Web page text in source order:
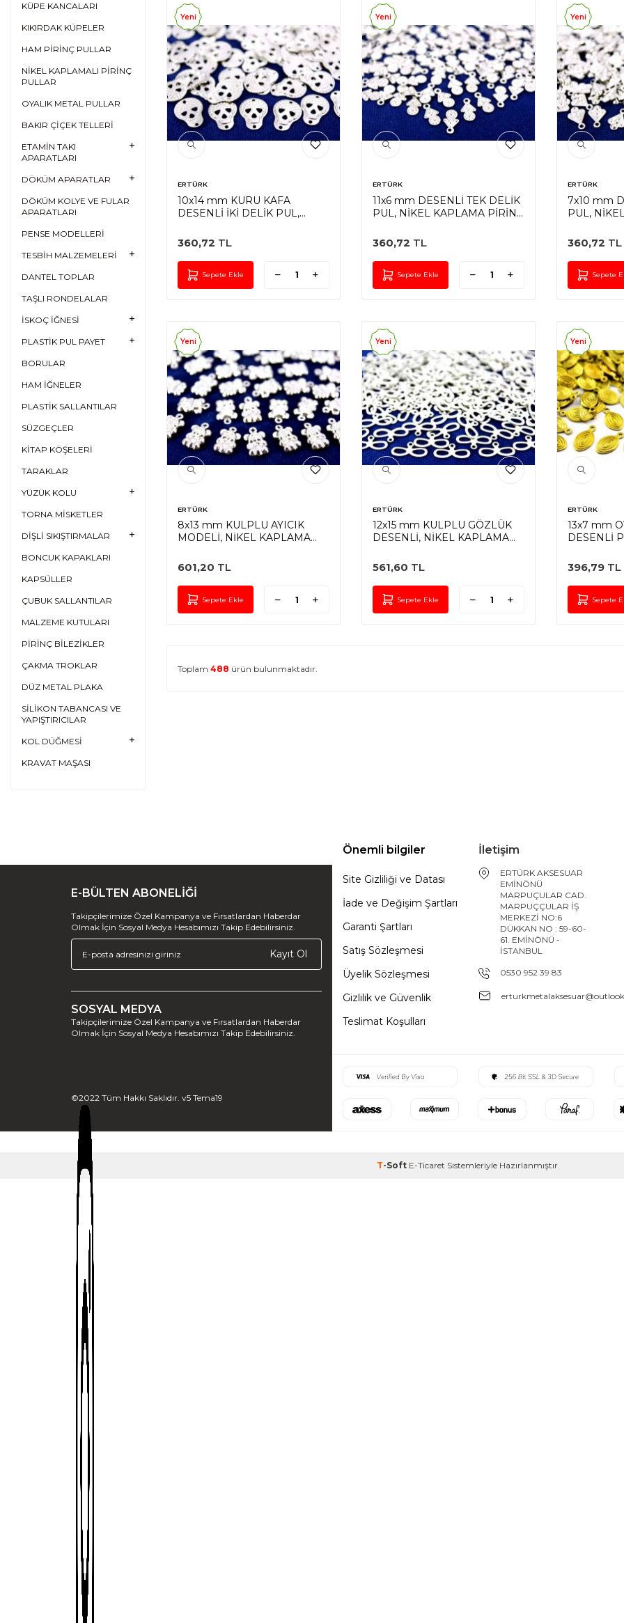
KÜPE KANCALARI
KIKIRDAK KÜPELER
HAM PİRİNÇ PULLAR
NİKEL KAPLAMALI PİRİNÇ
PULLAR
OYALIK METAL PULLAR
BAKIR ÇİÇEK TELLERİ
ETAMİN TAKI
APARATLARI
DÖKÜM APARATLAR
DÖKÜM KOLYE VE FULAR
APARATLARI
PENSE MODELLERİ
TESBİH MALZEMELERİ
DANTEL TOPLAR
TAŞLI RONDELALAR
İSKOÇ İĞNESİ
PLASTİK PUL PAYET
BORULAR
HAM İĞNELER
PLASTİK SALLANTILAR
SÜZGEÇLER
KİTAP KÖŞELERİ
TARAKLAR
YÜZÜK KOLU
TORNA MİSKETLER
DİŞLİ SIKIŞTIRMALAR
BONCUK KAPAKLARI
KAPSÜLLER
ÇUBUK SALLANTILAR
MALZEME KUTULARI
PİRİNÇ BİLEZİKLER
ÇAKMA TROKLAR
DÜZ METAL PLAKA
SİLİKON TABANCASI VE
YAPIŞTIRICILAR
KOL DÜĞMESİ
KRAVAT MAŞASI
Yeni
ERTÜRK
10x14 mm KURU KAFA
DESENLİ İKİ DELİK PUL,
#781N
360,72 TL
Sepete Ekle
Yeni
ERTÜRK
11x6 mm DESENLİ TEK DELİK
PUL, NİKEL KAPLAMA PİRİNÇ
360,72 TL
Sepete Ekle
Yeni
ERTÜRK
7x10 mm
PUL,
360,72 TL
Sepete
Yeni
ERTÜRK
8x13 mm KULPLU AYICIK
MODELİ, NİKEL KAPLAMA
601,20 TL
Sepete Ekle
Yeni
ERTÜRK
12x15 mm KULPLU GÖZLÜK
DESENLİ, NİKEL KAPLAMA
561,60 TL
Sepete Ekle
Yeni
ERTÜRK
13x7 mm
DESENLİ
396,79 TL
Sepete
Toplam 488 ürün bulunmaktadır.
E-BÜLTEN ABONELİĞİ
Takipçilerimize Özel Kampanya ve Fırsatlardan Haberdar
Olmak İçin Sosyal Medya Hesabımızı Takip Edebilirsiniz.
Kayıt Ol
SOSYAL MEDYA
Takipçilerimize Özel Kampanya ve Fırsatlardan Haberdar
Olmak İçin Sosyal Medya Hesabımızı Takip Edebilirsiniz.
©2022 Tüm Hakkı Saklıdır. v5 Tema19
Önemli bilgiler
Site Gizliliği ve Datası
İade ve Değişim Şartları
Garanti Şartları
Satış Sözleşmesi
Üyelik Sözleşmesi
Gizlilik ve Güvenlik
Teslimat Koşulları
İletişim
ERTÜRK AKSESUAR
EMİNÖNÜ
MARPUÇULAR CAD.
MARPUÇÇULAR İŞ
MERKEZİ NO:6
DÜKKAN NO : 59-60-
61. EMİNÖNÜ -
İSTANBUL
0530 952 39 83
T-Soft E-Ticaret Sistemleriyle Hazırlanmıştır.